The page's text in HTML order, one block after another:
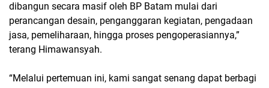
dibangun secara masif oleh BP Batam mulai dari
perancangan desain, penganggaran kegiatan, pengadaan
jasa, pemeliharaan, hingga proses pengoperasiannya,”
terang Himawansyah.
“Melalui pertemuan ini, kami sangat senang dapat berbagi